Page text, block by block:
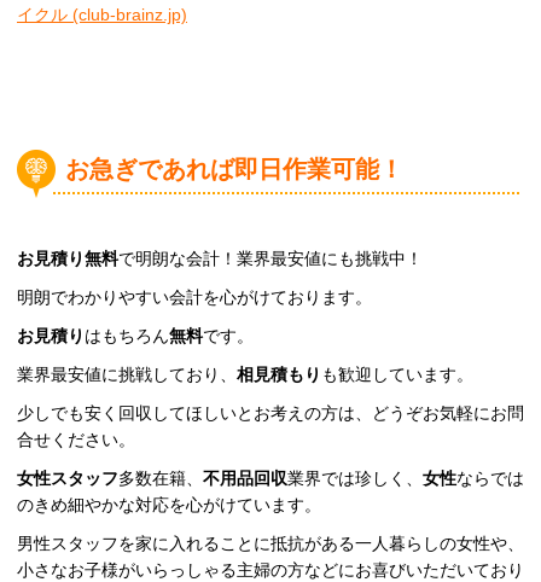
イクル (club-brainz.jp)
お急ぎであれば即日作業可能！
お見積り無料で明朗な会計！業界最安値にも挑戦中！
明朗でわかりやすい会計を心がけております。
お見積り はもちろん無料です。
業界最安値に挑戦しており、 相見積もり も歓迎しています。
少しでも安く回収してほしいとお考えの方は、どうぞお気軽にお問
合せください。
女性スタッフ多数在籍、 不用品回収業界では珍しく、 女性ならでは
のきめ細やかな対応を心がけています。
男性スタッフを家に入れることに抵抗がある一人暮らしの女性や、
小さなお子様がいらっしゃる主婦の方などにお喜びいただいており